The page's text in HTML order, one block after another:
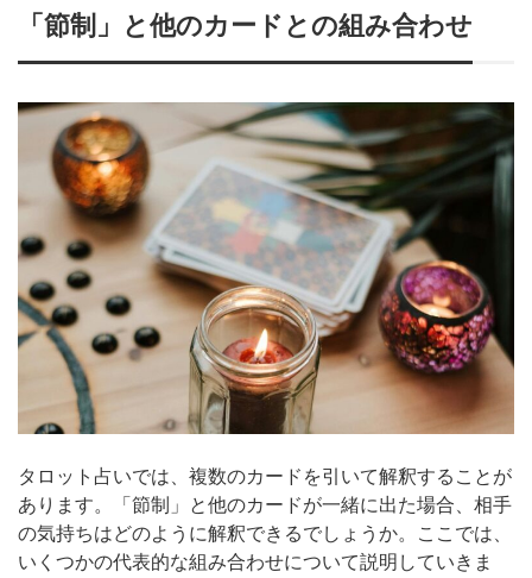
「節制」と他のカードとの組み合わせ
タロット占いでは、複数のカードを引いて解釈することが
あります。「節制」と他のカードが一緒に出た場合、相手
の気持ちはどのように解釈できるでしょうか。ここでは、
いくつかの代表的な組み合わせについて説明していきま